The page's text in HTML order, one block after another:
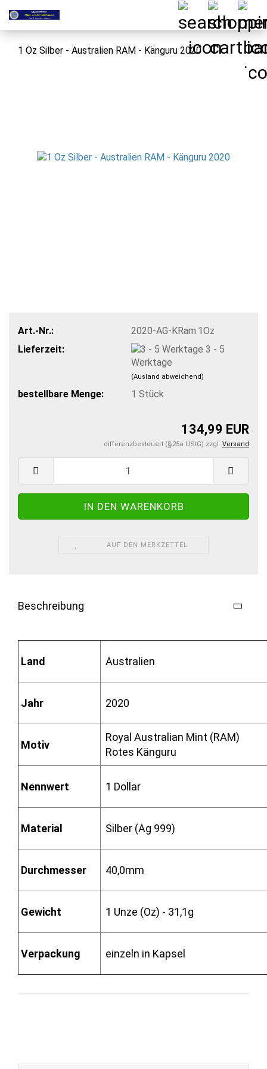
1 Oz Silber - Australien RAM - Känguru 2020
Art.-Nr.:
2020-AG-KRam.1Oz
Lieferzeit:
3 - 5
Werktage
(Ausland abweichend)
bestellbare Menge: 1 Stück
134,99 EUR
differenzbesteuert (§25a UStG) zzgl. Versand
AUF DEN MERKZETTEL
Beschreibung
Land Australien
Jahr 2020
Motiv
Royal Australian Mint (RAM)
Rotes Känguru
Nennwert 1 Dollar
Material Silber (Ag 999)
Durchmesser 40,0mm
Gewicht 1 Unze (Oz) - 31,1g
Verpackung einzeln in Kapsel